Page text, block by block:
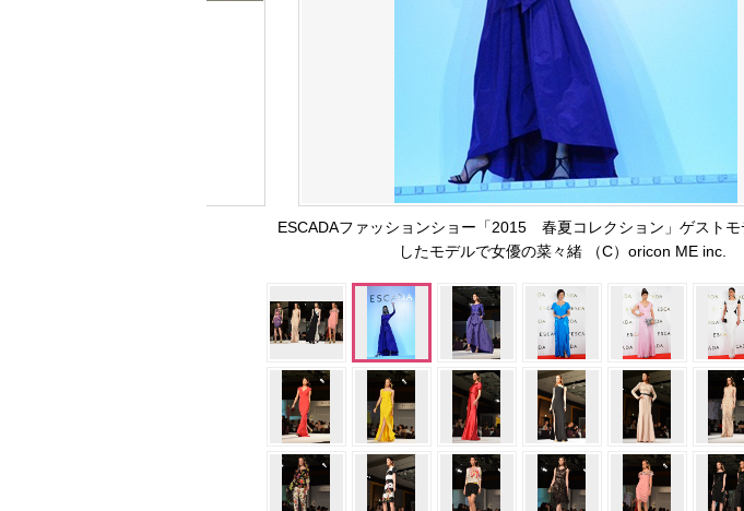
ESCADAファッションショー「2015 春夏コレクション」ゲストモ
したモデルで女優の菜々緒 （C）oricon ME inc.